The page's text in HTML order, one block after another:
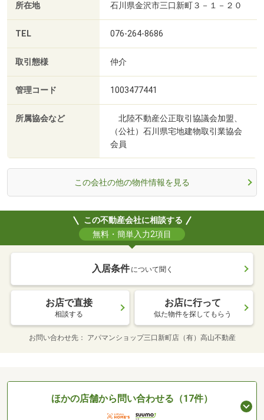
所在地 石川県金沢市三口新町３－１－２０
TEL 076-264-8686
取引態様 仲介
管理コード 1003477441
所属協会など
北陸不動産公正取引協議会加盟、
（公社）石川県宅地建物取引業協会
会員
この会社の他の物件情報を見る
この不動産会社に相談する
無料・簡単入力2項目
入居条件 について聞く
お店で直接
相談する
お店に行って
似た物件を探してもらう
お問い合わせ先 アパマンショップ三口新町店（有）高山不動産
ほかの店舗から問い合わせる（17件）